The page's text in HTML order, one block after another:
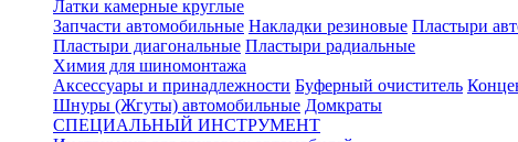
Латки камерные круглые
Запчасти автомобильные Накладки резиновые Пластыри
Пластыри диагональные Пластыри радиальные
Химия для шиномонтажа
Аксессуары и принадлежности Буферный очиститель
Шнуры (Жгуты) автомобильные Домкраты
СПЕЦИАЛЬНЫЙ ИНСТРУМЕНТ